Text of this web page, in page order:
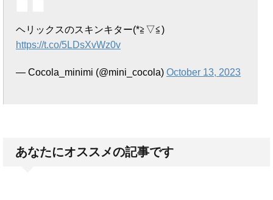
ヘリックスのスキンキター(*≧▽≦)
https://t.co/5LDsXvWz0v
— Cocola_minimi (@mini_cocola) October 13, 2023
あなたにオススメの記事です